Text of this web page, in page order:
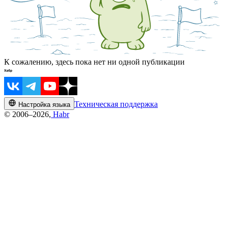
К сожалению, здесь пока нет ни одной публикации
Настройка языка Техническая поддержка
© 2006–2026, Habr